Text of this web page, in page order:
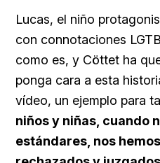
Lucas, el niño
con connotaciones
como es, y Cöttet ha
ponga cara a esta
vídeo, un ejemplo para
niños y niñas, cuando
estándares, nos